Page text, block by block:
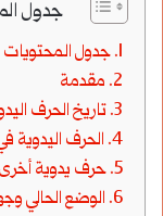
جدول
جدول المحتويات
مقدمة
تاريخ الحرف
الحرف اليدوية
حرف يدوية
الوضع الحالي